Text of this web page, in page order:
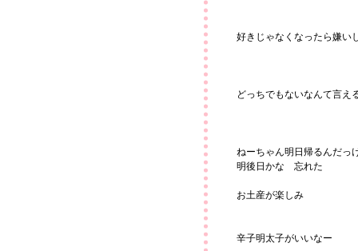
好きじゃなくなったら嫌い
どっちでもないなんて言
ねーちゃん明日帰るんだっ
明後日かな 忘れた
お土産が楽しみ
辛子明太子がいいなー